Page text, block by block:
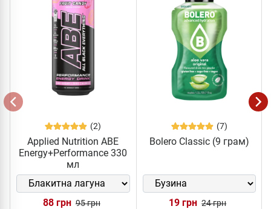
(2)
Applied Nutrition ABE
Energy+Performance 330
мл
88 грн 95 грн
(7)
Bolero Classic (9 грам)
19 грн 24 грн